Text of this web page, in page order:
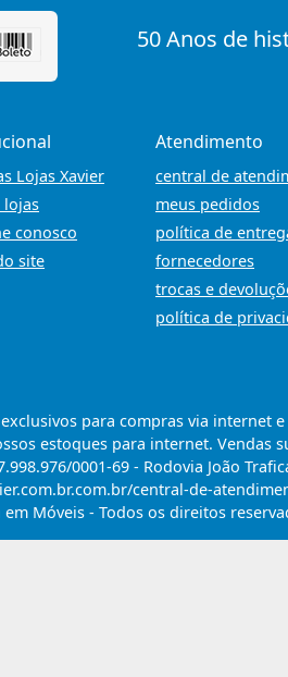
50 Anos de
Lojas Xavier
lojas
conosco
site
Atendimento
central de
meus pedidos
política de
fornecedores
trocas e
política de
para compras via internet
estoques para internet. Vendas
0001-69 - Rodovia João
central-de-
Móveis - Todos os direitos